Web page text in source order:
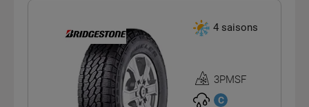
4 saisons
Homologation
3PMSF
3PMSF
C